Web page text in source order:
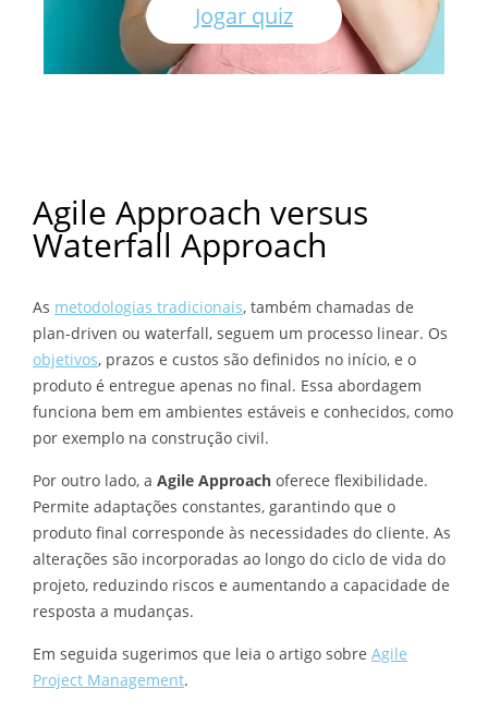
Jogar quiz
Agile Approach versus
Waterfall Approach
As metodologias tradicionais, também chamadas de
plan-driven ou waterfall, seguem um processo linear. Os
objetivos, prazos e custos são definidos no início, e o
produto é entregue apenas no final. Essa abordagem
funciona bem em ambientes estáveis e conhecidos, como
por exemplo na construção civil.
Por outro lado, a Agile Approach oferece flexibilidade.
Permite adaptações constantes, garantindo que o
produto final corresponde às necessidades do cliente. As
alterações são incorporadas ao longo do ciclo de vida do
projeto, reduzindo riscos e aumentando a capacidade de
resposta a mudanças.
Em seguida sugerimos que leia o artigo sobre Agile
Project Management.